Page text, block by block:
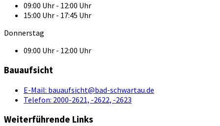
09:00 Uhr - 12:00 Uhr
15:00 Uhr - 17:45 Uhr
Donnerstag
09:00 Uhr - 12:00 Uhr
Bauaufsicht
E-Mail: bauaufsicht@bad-schwartau.de
Telefon: 2000-2621, -2622, -2623
Weiterführende Links